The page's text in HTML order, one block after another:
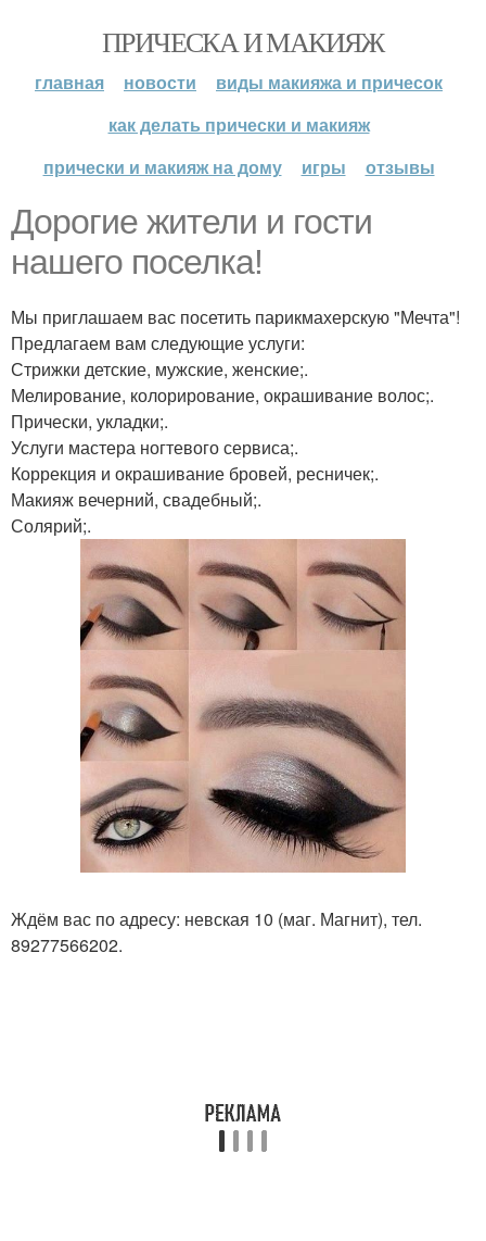
ПРИЧЕСКА И МАКИЯЖ
главная новости
виды макияжа и причесок
как делать прически и макияж
прически и макияж на дому
игры отзывы
Дорогие жители и гости
нашего поселка!
Мы приглашаем вас посетить парикмахерскую "Мечта"!
Предлагаем вам следующие услуги:
Стрижки детские, мужские, женские;.
Мелирование, колорирование, окрашивание волос;.
Прически, укладки;.
Услуги мастера ногтевого сервиса;.
Коррекция и окрашивание бровей, ресничек;.
Макияж вечерний, свадебный;.
Солярий;.
Ждём вас по адресу: невская 10 (маг. Магнит), тел.
89277566202.